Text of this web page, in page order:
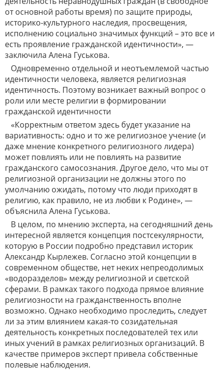
от основной работы время) по защите природы,
историко-культурного наследия, просвещения,
исполнению социально значимых функций – это все и
есть проявление гражданской идентичности», —
заключила Алена Гуськова.
Одновременно отдельной и неотъемлемой частью
идентичности человека, является религиозная
идентичность. Поэтому возникает важный вопрос о
роли или месте религии в формировании
гражданской идентичности
«Корректным ответом здесь будет указание на
вариативность: одно и то же религиозное учение (и
даже мнение конкретного религиозного лидера)
может повлиять или не повлиять на развитие
гражданского самосознания. Другое дело, что мы от
религиозной организации не должны этого по
умолчанию ожидать, потому что люди приходят в
религию, как правило, не из любви к Родине», —
объяснила Алена Гуськова.
В целом, по мнению эксперта, на сегодняшний день
интересной является концепция постсекулярности,
которую в России подробно представил историк
Александр Кырлежев. Согласно этой концепции в
современном обществе, нет неких непреодолимых
«водоразделов» между религиозной и светской
сферами. В рамках такого подхода прямое влияние
религиозности на гражданственность вполне
возможно. Однако необходимо проследить, следует
ли за этим влиянием какая-то созидательная
деятельность конкретных последователей тех или
иных учений в рамках религиозных организаций. В
качестве примеров эксперт привела собственные
полевые наблюдения.